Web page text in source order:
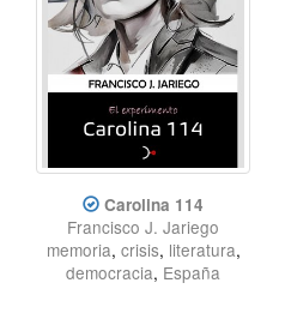
Carolina 114
Francisco J. Jariego
memoria, crisis, literatura,
democracia, España